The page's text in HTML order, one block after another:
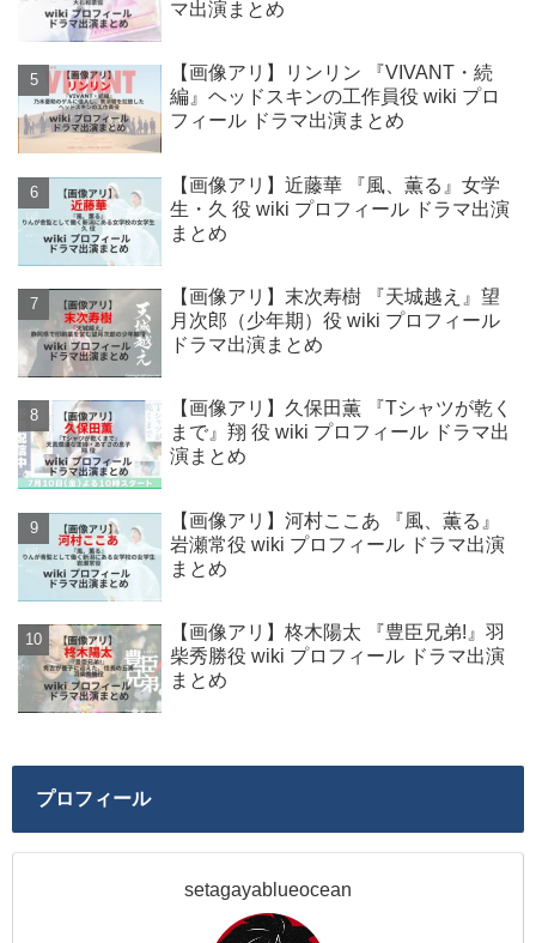
マ出演まとめ
【画像アリ】リンリン 『VIVANT・続
編』ヘッドスキンの工作員役 wiki プロ
フィール ドラマ出演まとめ
【画像アリ】近藤華 『風、薫る』女学
生・久 役 wiki プロフィール ドラマ出演
まとめ
【画像アリ】末次寿樹 『天城越え』望
月次郎（少年期）役 wiki プロフィール
ドラマ出演まとめ
【画像アリ】久保田薫 『Tシャツが乾く
まで』翔 役 wiki プロフィール ドラマ出
演まとめ
【画像アリ】河村ここあ 『風、薫る』
岩瀬常役 wiki プロフィール ドラマ出演
まとめ
【画像アリ】柊木陽太 『豊臣兄弟!』羽
柴秀勝役 wiki プロフィール ドラマ出演
まとめ
プロフィール
setagayablueocean